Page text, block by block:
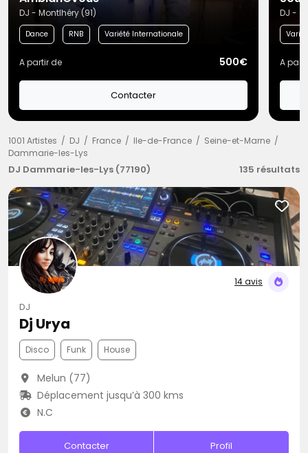
DJ - Montlhéry (91)
Dance RNB Variété Internationale
A partir de 500€
Contacter
DJ -
A
1001 Artistes DJ France Ile-de-France
Seine-et-Marne
Dammarie-les-Lys
DJ Dammarie-les-Lys (77190) 135 résultats
14 avis
DJ
Dj Urya
Disco Funk House
Melun (77)
Déplacement jusqu’à 300 kms
N.C
Contacter Profil